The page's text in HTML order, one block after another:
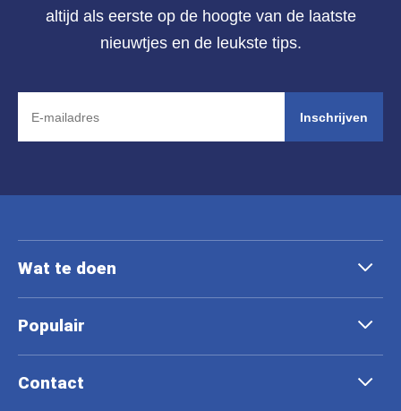
altijd als eerste op de hoogte van de laatste
nieuwtjes en de leukste tips.
Inschrijven
Wat te doen
Populair
Contact